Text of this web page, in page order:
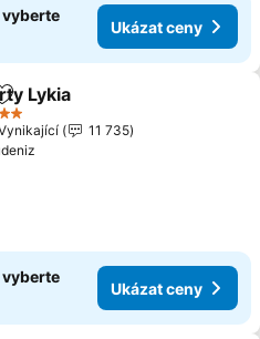
Ukázat ceny
Přidat na seznam oblíbených
Lykia
hvězdiček
11 735
Ukázat ceny